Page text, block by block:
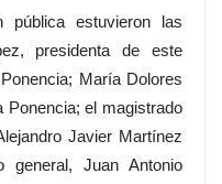
estuvieron las
presidenta de este
María Dolores
Ponencia; el magistrado
Javier Martínez
Juan Antonio